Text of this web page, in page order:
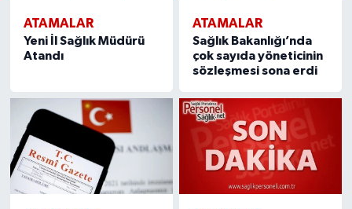
ATAMALAR
Yeni İl Sağlık Müdürü
Atandı
ATAMALAR
Sağlık Bakanlığı’nda
çok sayıda yöneticinin
sözleşmesi sona erdi